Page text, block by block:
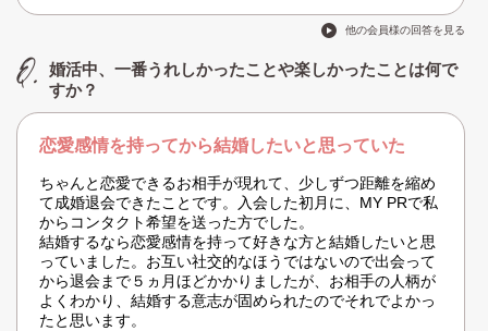
他の会員様の回答を見る
婚活中、一番うれしかったことや楽しかったことは何で
すか？
恋愛感情を持ってから結婚したいと思っていた
ちゃんと恋愛できるお相手が現れて、少しずつ距離を縮め
て成婚退会できたことです。入会した初月に、MY PRで私
からコンタクト希望を送った方でした。
結婚するなら恋愛感情を持って好きな方と結婚したいと思
っていました。お互い社交的なほうではないので出会って
から退会まで５ヵ月ほどかかりましたが、お相手の人柄が
よくわかり、結婚する意志が固められたのでそれでよかっ
たと思います。